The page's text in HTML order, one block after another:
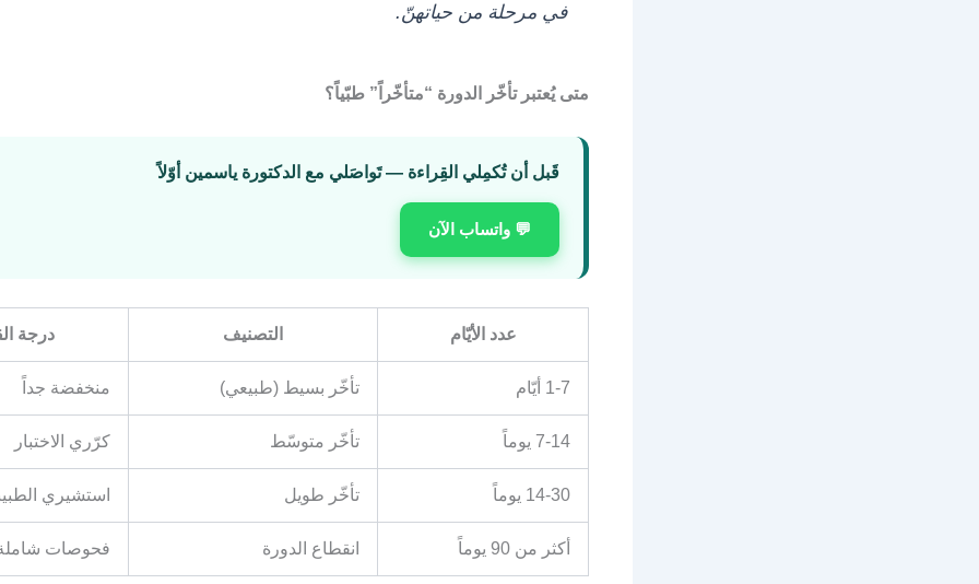
في مرحلة من حياتهنّ.
متى يُعتبر تأخّر الدورة “متأخّراً” طبّياً؟
قَبل أن تُكمِلي القِراءة — تَواصَلي مع الدكتورة ياسمين أوّلاً
💬 واتساب الآن
عدد الأيّام التصنيف درجة
1-7 أيّام تأخّر بسيط (طبيعي) منخفضة جداً
7-14 يوماً تأخّر متوسّط كرّري الاختبار
14-30 يوماً تأخّر طويل استشيري
أكثر من 90 يوماً انقطاع الدورة فحوصات